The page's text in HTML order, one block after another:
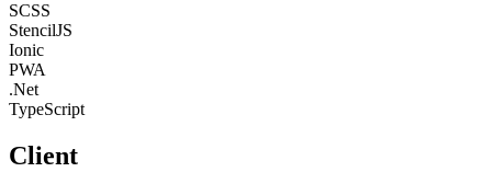
SCSS
StencilJS
Ionic
PWA
.Net
TypeScript
Client